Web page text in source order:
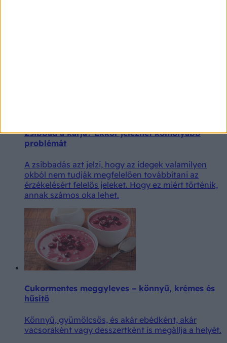
Zsibbad a karja? Ekkor jelezhet komolyabb
problémát
A zsibbadás azt jelzi, hogy az idegek valamilyen
okból nem tudják megfelelően továbbítani az
érzékelésért felelős jeleket. Hogy ez miért történik,
annak számos oka lehet.
Cukormentes meggyleves – könnyű, krémes és
hűsítő
Könnyű, gyümölcsös, és akár ebédként, akár
vacsoraként vagy desszertként is megállja a helyét.